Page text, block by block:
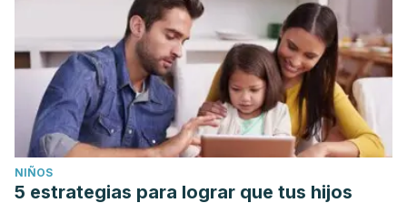
NIÑOS
5 estrategias para lograr que tus hijos